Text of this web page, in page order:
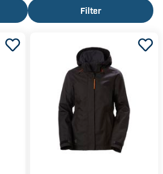
val. De erbjuder ett vattentätt
för varierande
du behöver en arbetsjacka för
skaljacka, har vi det du
i alla väder.
Filter